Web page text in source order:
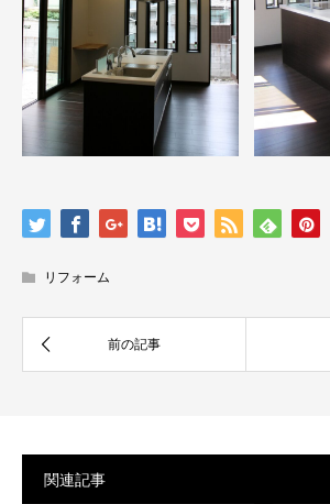
リフォーム
関連記事